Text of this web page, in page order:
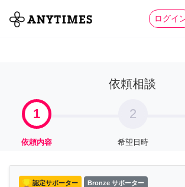
ログイ
全て 家事
依頼相談
1
依頼内容
2
希望日時
認定サポーター Bronze サポーター